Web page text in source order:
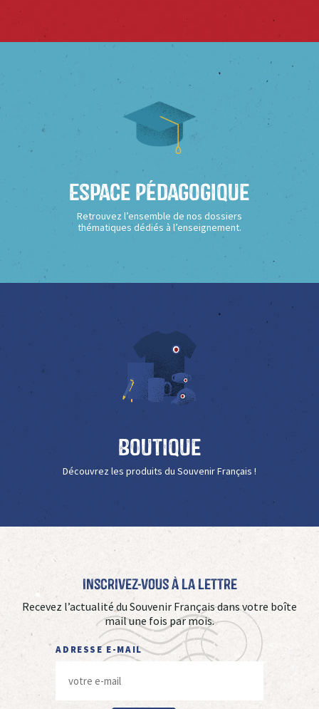
Espace Pédagogique
Retrouvez l’ensemble de nos dossiers
thématiques dédiés à l’enseignement.
Boutique
Découvrez les produits du Souvenir Français !
Inscrivez-vous à La Lettre
Recevez l’actualité du Souvenir Français dans votre boîte
mail une fois par mois.
ADRESSE E-MAIL